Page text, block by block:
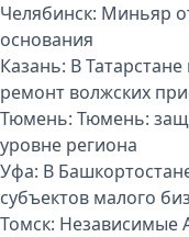
Челябинск: Миньяр
основания
Казань: В
ремонт волжских
Тюмень: Тюмень:
уровне региона
Уфа: В
субъектов малого
Томск: Независимые